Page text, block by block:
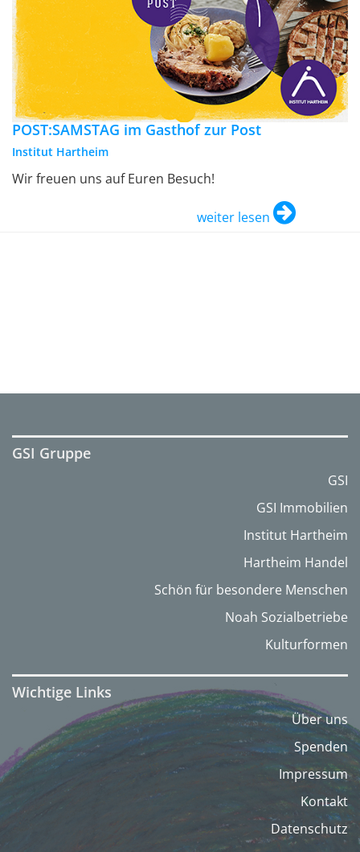
POST:SAMSTAG im Gasthof zur Post
Institut Hartheim
Wir freuen uns auf Euren Besuch!
weiter lesen
GSI Gruppe
GSI
GSI Immobilien
Institut Hartheim
Hartheim Handel
Schön für besondere Menschen
Noah Sozialbetriebe
Kulturformen
Wichtige Links
Über uns
Spenden
Impressum
Kontakt
Datenschutz